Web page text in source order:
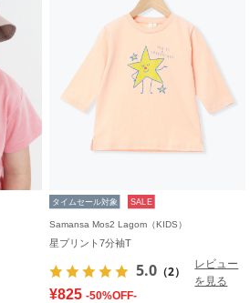
タイムセール対象 SALE
Samansa Mos2 Lagom（KIDS）
星プリント7分袖T
5.0 （2）
レビュー
を見る
¥825 -50%OFF-